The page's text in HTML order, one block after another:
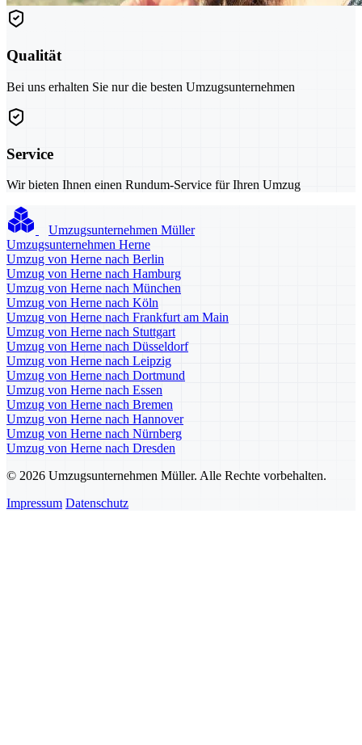
Qualität
Bei uns erhalten Sie nur die besten Umzugsunternehmen
Service
Wir bieten Ihnen einen Rundum-Service für Ihren Umzug
Umzugsunternehmen Müller
Umzugsunternehmen Herne
Umzug von Herne nach Berlin
Umzug von Herne nach Hamburg
Umzug von Herne nach München
Umzug von Herne nach Köln
Umzug von Herne nach Frankfurt am Main
Umzug von Herne nach Stuttgart
Umzug von Herne nach Düsseldorf
Umzug von Herne nach Leipzig
Umzug von Herne nach Dortmund
Umzug von Herne nach Essen
Umzug von Herne nach Bremen
Umzug von Herne nach Hannover
Umzug von Herne nach Nürnberg
Umzug von Herne nach Dresden
© 2026 Umzugsunternehmen Müller. Alle Rechte vorbehalten.
Impressum Datenschutz